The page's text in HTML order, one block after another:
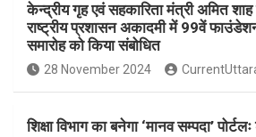
केन्द्रीय गृह एवं सहकारिता मंत्री अमित
राष्ट्रीय प्रशासन अकादमी में 99वें
समारोह को किया संबोधित
28 November 2024
शिक्षा विभाग का बनेगा ‘मानव सम्पदा’